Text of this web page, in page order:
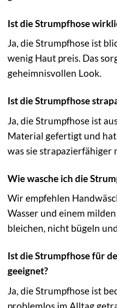
Ist die Strumpfhose
Ja, die Strumpfhose ist
wenig Haut preis. Das
geheimnisvollen Look.
Ist die Strumpfhose
Ja, die Strumpfhose ist
Material gefertigt und
was sie strapazierfähiger
Wie wasche ich die
Wir empfehlen
Wasser und einem
bleichen, nicht bügeln
Ist die Strumpfhose für
geeignet?
Ja, die Strumpfhose ist